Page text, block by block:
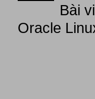
Bài
Oracle